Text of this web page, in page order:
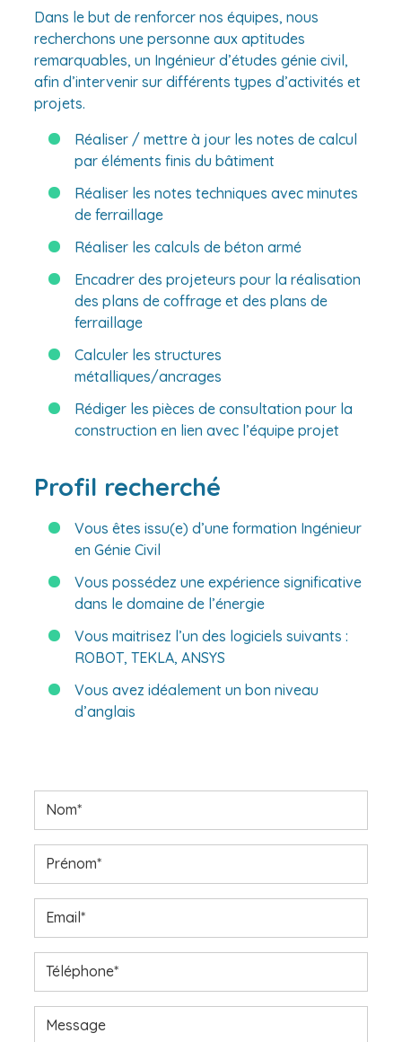
Dans le but de renforcer nos équipes, nous
recherchons une personne aux aptitudes
remarquables, un Ingénieur d’études génie civil,
afin d’intervenir sur différents types d’activités et
projets.
Réaliser / mettre à jour les notes de calcul
par éléments finis du bâtiment
Réaliser les notes techniques avec minutes
de ferraillage
Réaliser les calculs de béton armé
Encadrer des projeteurs pour la réalisation
des plans de coffrage et des plans de
ferraillage
Calculer les structures
métalliques/ancrages
Rédiger les pièces de consultation pour la
construction en lien avec l’équipe projet
Profil recherché
Vous êtes issu(e) d’une formation Ingénieur
en Génie Civil
Vous possédez une expérience significative
dans le domaine de l’énergie
Vous maitrisez l’un des logiciels suivants :
ROBOT, TEKLA, ANSYS
Vous avez idéalement un bon niveau
d’anglais
Nom*
Prénom*
Email*
Téléphone*
Message